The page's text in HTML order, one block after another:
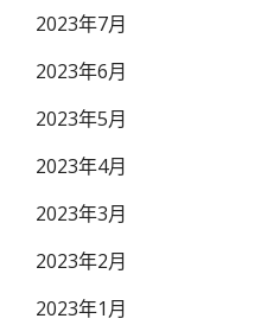
2023年7月
2023年6月
2023年5月
2023年4月
2023年3月
2023年2月
2023年1月